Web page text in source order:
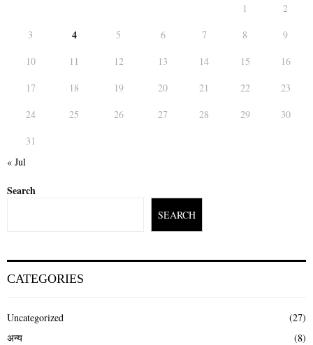
1
2
3
4 5 6 7 8
9
10
11 12 13 14 15
16
17
18 19 20 21 22
23
24
25 26 27 28 29
30
31
« Jul
Search
SEARCH
CATEGORIES
Uncategorized
(27)
अन्य
(8)